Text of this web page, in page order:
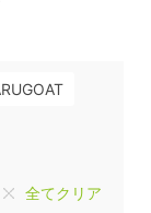
全てクリア